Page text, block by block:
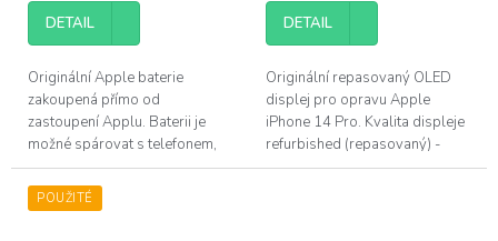
DETAIL
Originální Apple baterie
zakoupená přímo od
zastoupení Applu. Baterii je
možné spárovat s telefonem,
zobrazuje jak kondici, tak
záznam o originálním dílu v
nastavení. Baterie...
DETAIL
Originální repasovaný OLED
displej pro opravu Apple
iPhone 14 Pro. Kvalita displeje
refurbished (repasovaný) -
použitý originální OLED panel s
POUŽITÉ